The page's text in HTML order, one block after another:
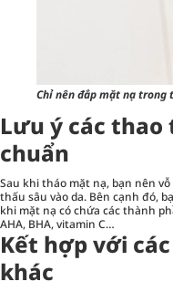
Chỉ nên đắp mặt nạ
Lưu ý các thao
chuẩn
Sau khi tháo mặt nạ, bạn nên
thấu sâu vào da. Bên cạnh đó,
khi mặt nạ có chứa các thành
AHA, BHA, vitamin C…
Kết hợp với
khác